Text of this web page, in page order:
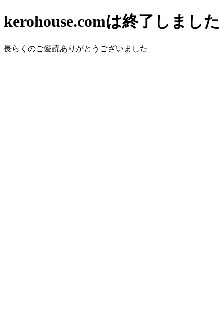
kerohouse.comは終了しました
長らくのご愛読ありがとうございました